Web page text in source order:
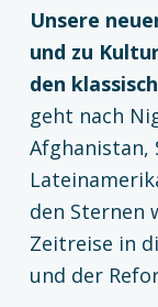
Unsere
und zu
den
geht nach
Afghanistan,
den Sternen
Zeitreise in
und der